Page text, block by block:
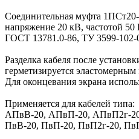
Соединительная муфта
напряжение 20 кВ, частотой 50
ГОСТ 13781.0-86, ТУ 3599-102-
Разделка кабеля после
герметизируется эластомерным
Для оконцевания экрана
Применяется для кабелей типа:
АПвВ-20, АПвП-20, АПвП2г-
ПвВ-20, ПвП-20, ПвП2г-20,